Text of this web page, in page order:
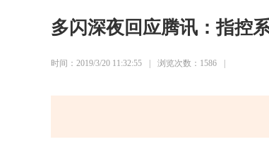
多闪深夜回应腾讯：指控
时间：2019/3/20 11:32:55 浏览次数：1586